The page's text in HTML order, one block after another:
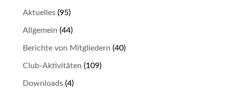
Aktuelles(95)
Allgemein (44)
Berichte von Mitgliedern (40)
Club-Aktivitäten (109)
Downloads(4)